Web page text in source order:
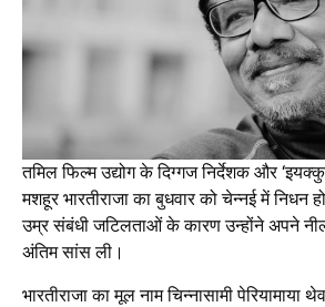
तमिल फिल्म उद्योग के दिग्गज निर्देशक और
मशहूर भारतीराजा का बुधवार को चेन्नई में निधन
उम्र संबंधी जटिलताओं के कारण उन्होंने अपने
अंतिम सांस ली।
भारतीराजा का मूल नाम चिन्नासामी पेरियामाया